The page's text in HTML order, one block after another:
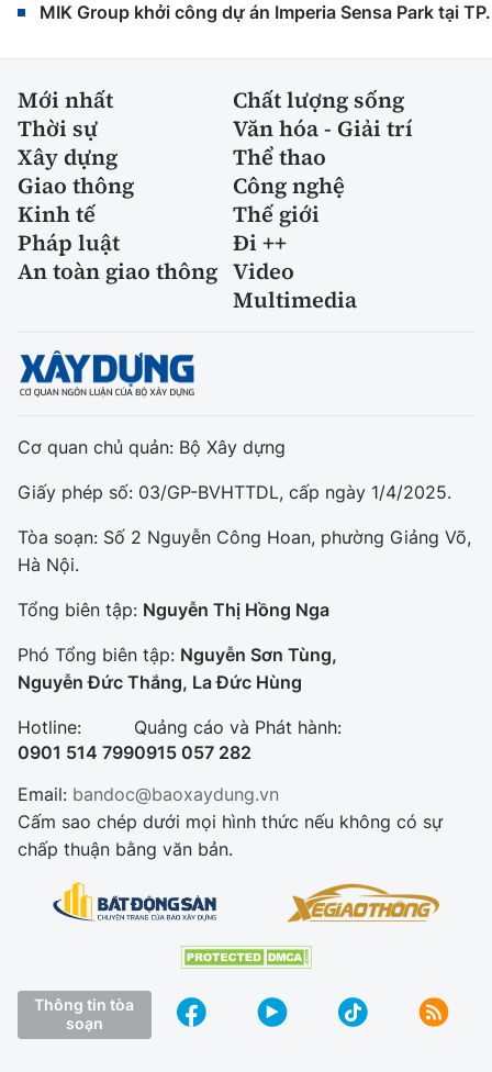
MIK Group khởi công dự án Imperia Sensa Park tại
Mới nhất
Chất lượng sống
Thời sự
Văn hóa - Giải trí
Xây dựng
Thể thao
Giao thông
Công nghệ
Kinh tế
Thế giới
Pháp luật
Đi ++
An toàn giao thông Video
Multimedia
Cơ quan chủ quản: Bộ Xây dựng
Giấy phép số: 03/GP-BVHTTDL, cấp ngày 1/4/2025.
Tòa soạn: Số 2 Nguyễn Công Hoan, phường Giảng Võ,
Hà Nội.
Tổng biên tập: Nguyễn Thị Hồng Nga
Phó Tổng biên tập: Nguyễn Sơn Tùng,
Nguyễn Đức Thắng, La Đức Hùng
Hotline:
0901 514 799
Quảng cáo và Phát hành:
0915 057 282
Email: bandoc@baoxaydung.vn
Cấm sao chép dưới mọi hình thức nếu không có sự
chấp thuận bằng văn bản.
Thông tin tòa
soạn